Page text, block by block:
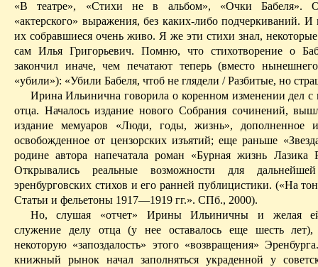
«В театре», «Стихи не в альбом», «Очки Бабеля».
«актерского» выражения, без каких-либо подчеркиваний.
их собравшиеся очень живо. Я же эти стихи знал,
сам Илья Григорьевич. Помню, что стихотворение о
закончил иначе, чем печатают теперь (вместо
«убили»): «Убили Бабеля, чтоб не глядели / Разбитые, но
Ирина Ильинична говорила о коренном изменении дел с
отца. Началось издание нового Собрания сочинений,
издание мемуаров «Люди, годы, жизнь», дополненное и
освобожденное от цензорских изъятий; еще раньше
родине автора напечатала роман «Бурная жизнь Лазика
Открывались реальные возможности для
эренбурговских стихов и его ранней публицистики. («На
Статьи и фельетоны 1917—1919 гг.». СПб., 2000).
Но, слушая «отчет» Ирины Ильиничны и желая
служение делу отца (у нее оставалось еще шесть лет),
некоторую «запоздалость» этого «возвращения»
книжный рынок начал заполняться украденной у